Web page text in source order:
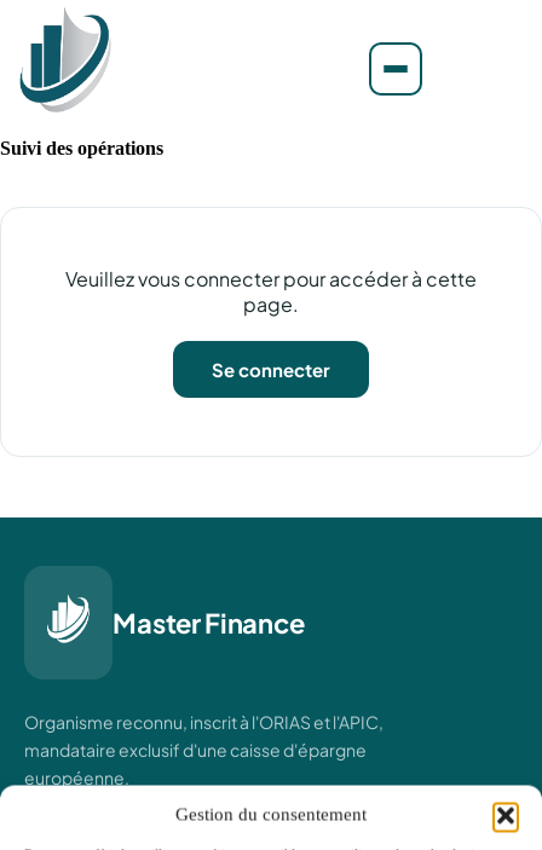
Gestion du consentement
Suivi des opérations
Veuillez vous connecter pour accéder à cette
page.
Se connecter
Master Finance
Organisme reconnu, inscrit à l'ORIAS et l'APIC,
mandataire exclusif d'une caisse d'épargne
européenne.
✉ contact@master-finance.eu